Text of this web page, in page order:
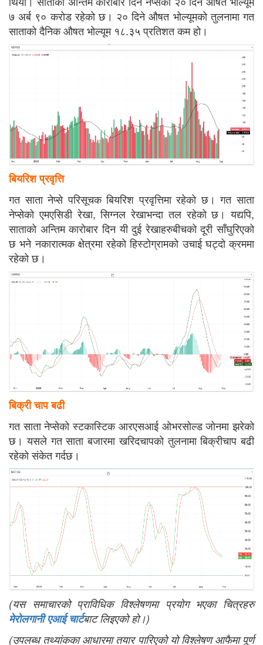
७ अर्ब ९० करोड रहेको छ। २० दिने औषत भोल्यूमको तुलनामा गत
साताको दैनिक औषत भोल्यूम १८.३५ प्रतिशत कम हो।
बियरिश प्रवृत्ति
गत साता नेप्से परिसूचक बियरिश प्रवृत्तिमा रहेको छ। गत साता
नेप्सेको एमएसिडी रेखा, सिग्नल रेखाभन्दा तल रहेको छ। यद्यपि,
साताको अन्तिम कारोबार दिन यी दुई रेखाहरुबीचको दूरी साँघुरिएको
छ भने नकारात्मक क्षेत्रमा रहेको हिस्टोग्रामको उचाई घट्दो क्रममा
रहेको छ।
बिक्री चाप बढी
गत साता नेप्सेको स्टकास्टिक आरएसआई ओभरसोल्ड जोनमा झरेको
छ। यसले गत साता बजारमा खरिदचापको तुलनामा बिक्रीचाप बढी
रहेको संकेत गर्दछ।
(यस समाचारको प्राविधिक विश्लेषणमा प्रयोग भएका चित्रहरु
मेरोलगानी एआई चार्टबाट लिइएको हो।)
(उपलब्ध तथ्यांकका आधारमा तयार पारिएको यो विश्लेषण आफैमा पूर्ण